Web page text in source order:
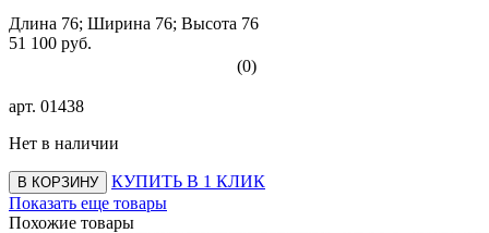
Длина 76; Ширина 76; Высота 76
51 100 руб.
(0)
арт. 01438
Нет в наличии
В КОРЗИНУ
КУПИТЬ В 1 КЛИК
Показать еще товары
Похожие товары